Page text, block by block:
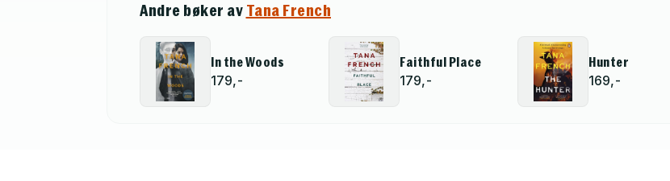
Andre bøker av Tana French
In the Woods
179,-
Faithful Place
179,-
Hunter
169,-